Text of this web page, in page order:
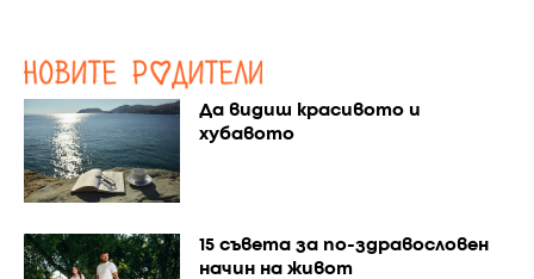
Да видиш красивото и
хубавото
15 съвета за по-здравословен
начин на живот